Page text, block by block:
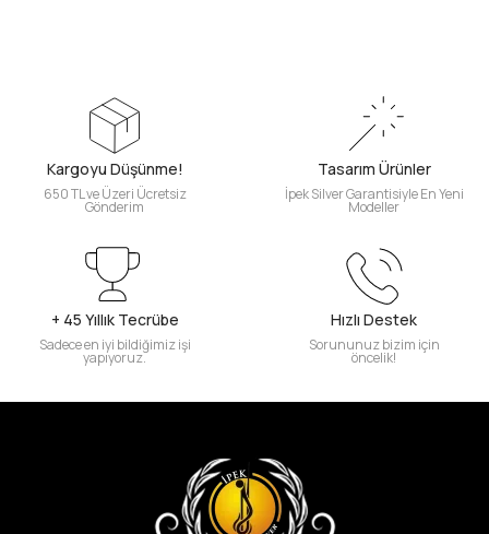
Kargoyu Düşünme!
650 TL ve Üzeri Ücretsiz
Gönderim
Tasarım Ürünler
İpek Silver Garantisiyle En Yeni
Modeller
+ 45 Yıllık Tecrübe
Sadece en iyi bildiğimiz işi
yapıyoruz.
Hızlı Destek
Sorununuz bizim için
öncelik!